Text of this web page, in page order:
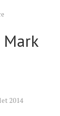
Mark
2014